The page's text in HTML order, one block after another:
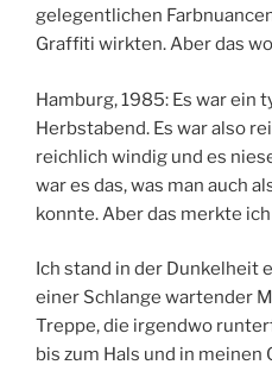
gelegentlichen
Graffiti wirkten. Aber das
Hamburg, 1985: Es war ein
Herbstabend. Es war also
reichlich windig und es
war es das, was man auch
konnte. Aber das merkte
Ich stand in der Dunkelheit
einer Schlange wartender
Treppe, die irgendwo
bis zum Hals und in meinen